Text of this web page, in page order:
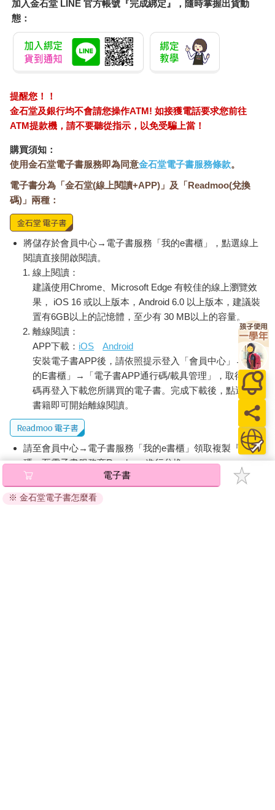
加入金石堂 LINE 官方帳號『完成綁定』，隨時掌握出貨動
態：
提醒您！！
金石堂及銀行均不會請您操作ATM! 如接獲電話要求您前往
ATM提款機，請不要聽從指示，以免受騙上當！
購買須知：
使用金石堂電子書服務即為同意金石堂電子書服務條款。
電子書分為「金石堂(線上閱讀+APP)」及「Readmoo(兌換
碼)」兩種：
將儲存於會員中心→電子書服務「我的e書櫃」，點選線上
閱讀直接開啟閱讀。
線上閱讀：
建議使用Chrome、Microsoft Edge 有較佳的線上瀏覽效
果， iOS 16 或以上版本，Android 6.0 以上版本，建議裝
置有6GB以上的記憶體，至少有 30 MB以上的容量。
離線閱讀：
APP下載： iOS
Android
安裝電子書APP後，請依照提示登入「會員中心」→「我
的E書櫃」→「電子書APP通行碼/載具管理」，取得通行
碼再登入下載您所購買的電子書。完成下載後，點選任一
書籍即可開始離線閱讀。
請至會員中心→電子書服務「我的e書櫃」領取複製『兌換
碼』至電子書服務商Readmoo進行兌換。
退換貨須知：
因版權保護，您在金石堂所購買的電子書僅能以金石堂專屬
電子書
※ 金石堂電子書怎麼看